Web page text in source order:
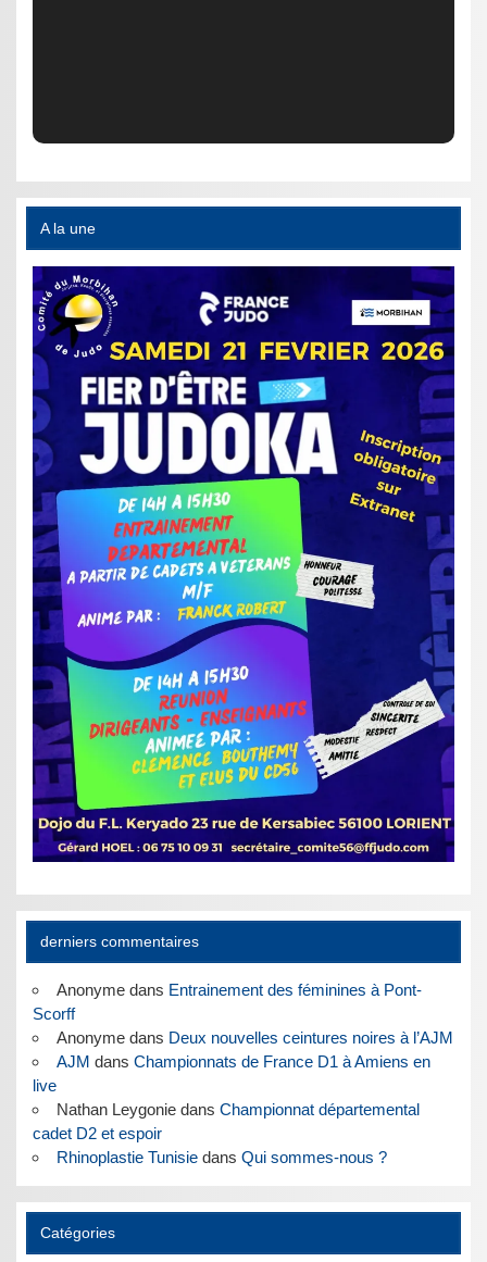
A la une
derniers commentaires
Anonymedans Entrainement des féminines à Pont-
Scorff
Anonymedans Deux nouvelles ceintures noires à l’AJM
AJM dans Championnats de France D1 à Amiens en
live
Nathan Leygoniedans Championnat départemental
cadet D2 et espoir
Rhinoplastie Tunisiedans Qui sommes-nous ?
Catégories